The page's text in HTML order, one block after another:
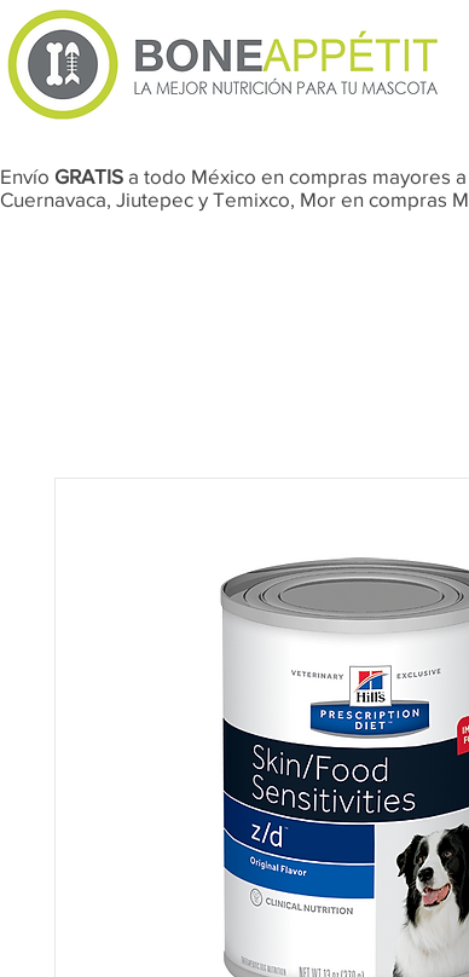
Envío GRATIS a todo México en compras mayores
Cuernavaca, Jiutepec y Temixco, Mor en compras